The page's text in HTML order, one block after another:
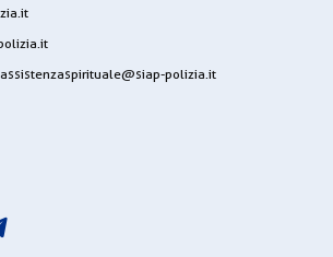
assistenzaspirituale@siap-polizia.it